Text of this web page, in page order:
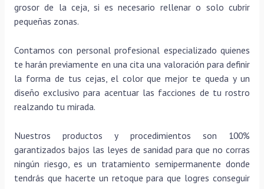
grosor de la ceja, si es necesario rellenar o solo cubrir
pequeñas zonas.
Contamos con personal profesional especializado quienes
te harán previamente en una cita una valoración para definir
la forma de tus cejas, el color que mejor te queda y un
diseño exclusivo para acentuar las facciones de tu rostro
realzando tu mirada.
Nuestros productos y procedimientos son 100%
garantizados bajos las leyes de sanidad para que no corras
ningún riesgo, es un tratamiento semipermanente donde
tendrás que hacerte un retoque para que logres conseguir